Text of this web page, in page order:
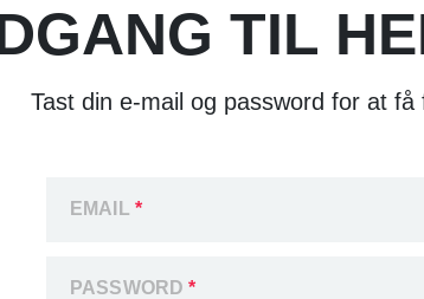
TIL
Tast din e-mail og password for at få
EMAIL *
PASSWORD*